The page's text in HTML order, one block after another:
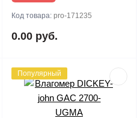
Код товара: pro-171235
0.00 руб.
Популярный